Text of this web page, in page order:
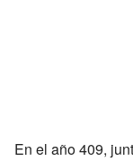
En el año 409,